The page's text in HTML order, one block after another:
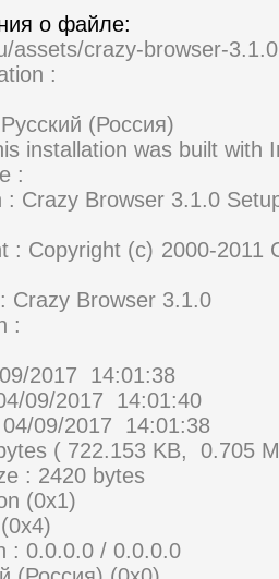
о файле:
assets/crazy-browser-
:
(Россия)
was built with
: Crazy
:
: Copyright (c)
: Crazy
:
2017 14:01:38
09/2017 14:01:40
09/2017 14:01:38
( 722.153 KB, 0.705
: 2420 bytes
(0x1)
: 0.0.0.0 / 0.0.0.0